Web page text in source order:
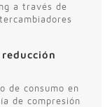
a través de
de consumo en
de compresión